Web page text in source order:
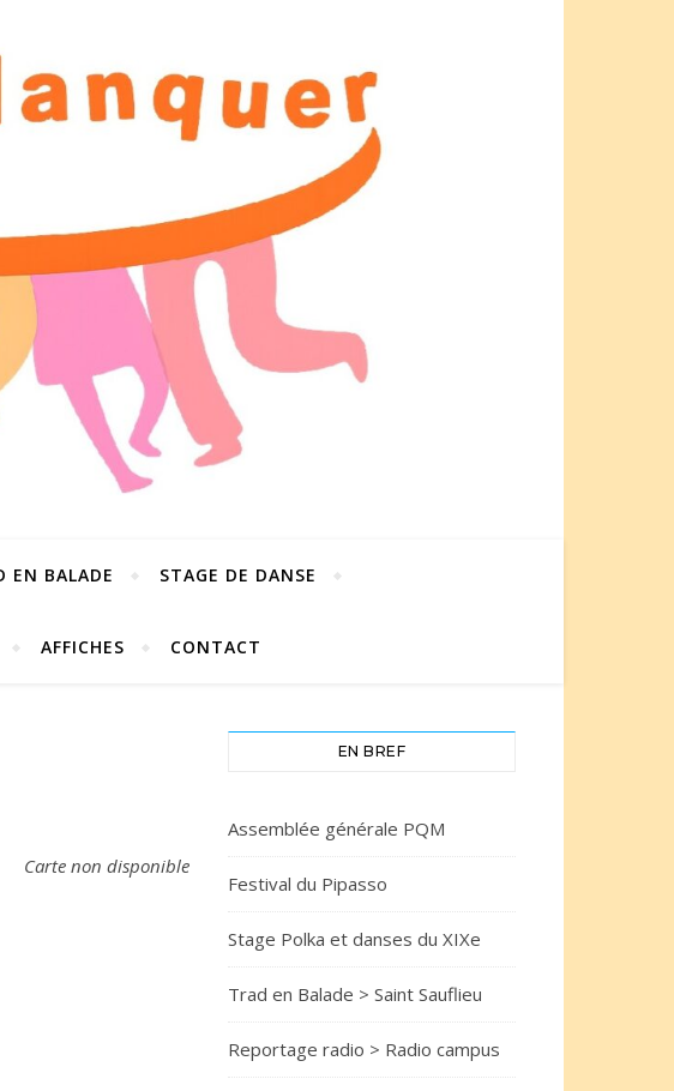
EN BALADE STAGE DE DANSE
AFFICHES CONTACT
Carte non disponible
EN BREF
Assemblée générale PQM
Festival du Pipasso
Stage Polka et danses du XIXe
Trad en Balade > Saint Sauflieu
Reportage radio > Radio campus